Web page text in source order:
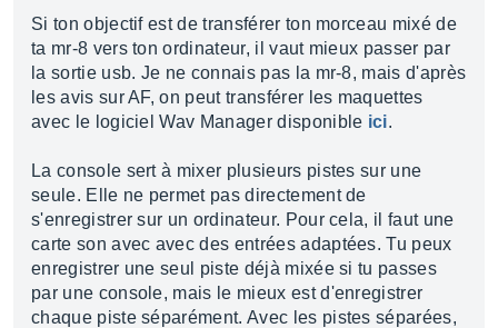
Si ton objectif est de transférer ton morceau mixé de
ta mr-8 vers ton ordinateur, il vaut mieux passer par
la sortie usb. Je ne connais pas la mr-8, mais d'après
les avis sur AF, on peut transférer les maquettes
avec le logiciel Wav Manager disponible ici.
La console sert à mixer plusieurs pistes sur une
seule. Elle ne permet pas directement de
s'enregistrer sur un ordinateur. Pour cela, il faut une
carte son avec avec des entrées adaptées. Tu peux
enregistrer une seul piste déjà mixée si tu passes
par une console, mais le mieux est d'enregistrer
chaque piste séparément. Avec les pistes séparées,